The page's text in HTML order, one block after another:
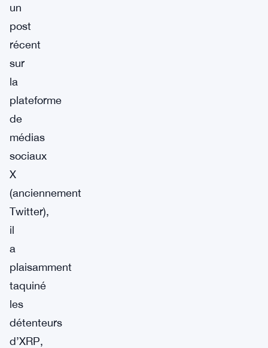
un
post
récent
sur
la
plateforme
de
médias
sociaux
X
(anciennement
Twitter),
il
a
plaisamment
taquiné
les
détenteurs
d’XRP,